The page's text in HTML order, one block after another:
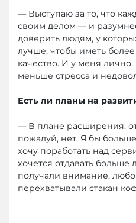
— Выступаю за то, что
своим делом — и
доверить людям, у
лучше, чтобы иметь
качество. И у меня
меньше стресса и
Есть ли планы на
— В плане расширения,
пожалуй, нет. Я бы
хочу поработать над
хочется отдавать
получали внимание,
перехватывали стакан